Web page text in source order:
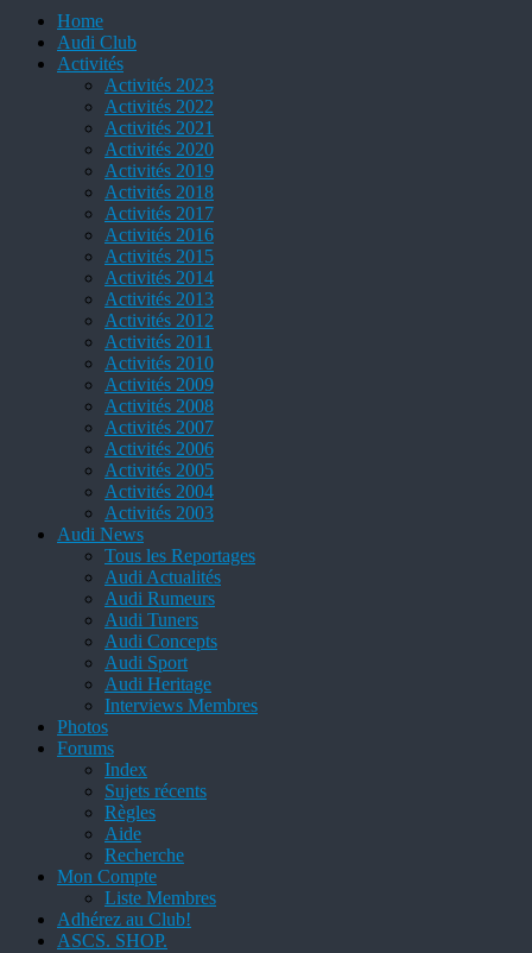
Home
Audi Club
Activités
Activités 2023
Activités 2022
Activités 2021
Activités 2020
Activités 2019
Activités 2018
Activités 2017
Activités 2016
Activités 2015
Activités 2014
Activités 2013
Activités 2012
Activités 2011
Activités 2010
Activités 2009
Activités 2008
Activités 2007
Activités 2006
Activités 2005
Activités 2004
Activités 2003
Audi News
Tous les Reportages
Audi Actualités
Audi Rumeurs
Audi Tuners
Audi Concepts
Audi Sport
Audi Heritage
Interviews Membres
Photos
Forums
Index
Sujets récents
Règles
Aide
Recherche
Mon Compte
Liste Membres
Adhérez au Club!
ASCS. SHOP.